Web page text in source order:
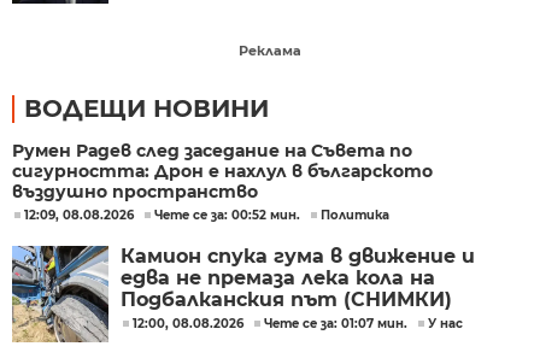
Реклама
ВОДЕЩИ НОВИНИ
Румен Радев след заседание на Съвета по
сигурността: Дрон е нахлул в българското
въздушно пространство
12:09, 08.08.2026 Чете се за: 00:52 мин. Политика
Камион спука гума в движение и
едва не премаза лека кола на
Подбалканския път (СНИМКИ)
12:00, 08.08.2026 Чете се за: 01:07 мин. У нас